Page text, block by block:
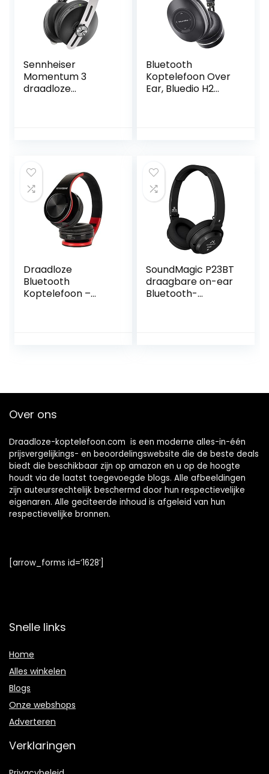
Sennheiser
Momentum 3
draadloze
app – zwart
Bluetooth
Koptelefoon Over
Ear, Bluedio H2
Driver Diepe Hifi-
bas, Draadloze
Headsets voor
Reizen, Online Klas,
Werk
Draadloze
Bluetooth
Koptelefoon –
SoundMagic P23BT
draagbare on-ear
Bluetooth-
lange speeltijd
Over ons
Draadloze-koptelefoon.com is een moderne alles-in-één
prijsvergelijkings- en beoordelingswebsite die de beste deals
biedt die beschikbaar zijn op amazon en u op de hoogte
houdt via de laatst toegevoegde blogs. Alle afbeeldingen
zijn auteursrechtelijk beschermd door hun respectievelijke
eigenaren. Alle geciteerde inhoud is afgeleid van hun
respectievelijke bronnen.
[arrow_forms id=’1628′]
Snelle links
Home
Alles winkelen
Blogs
Onze webshops
Adverteren
Verklaringen